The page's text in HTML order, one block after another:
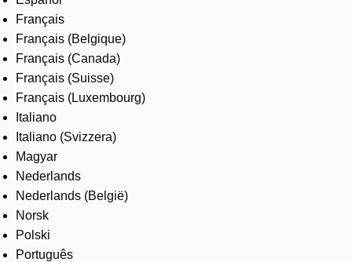
Français
Français (Belgique)
Français (Canada)
Français (Suisse)
Français (Luxembourg)
Italiano
Italiano (Svizzera)
Magyar
Nederlands
Nederlands (België)
Norsk
Polski
Português